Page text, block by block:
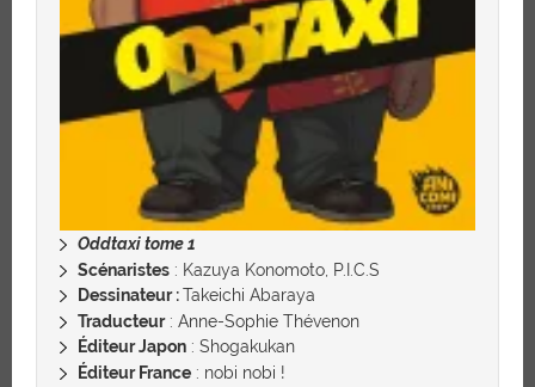
Oddtaxi tome 1
Scénaristes : Kazuya Konomoto, P.I.C.S
Dessinateur :Takeichi Abaraya
Traducteur: Anne-Sophie Thévenon
Éditeur Japon : Shogakukan
Éditeur France : nobi nobi !